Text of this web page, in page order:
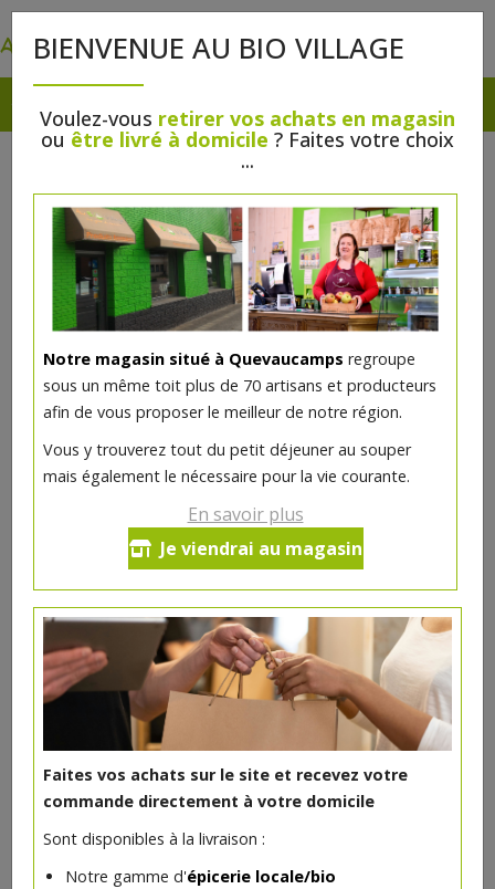
BIENVENUE AU BIO VILLAGE
Voulez-vous retirer vos achats en magasin
ou être livré à domicile ? Faites votre choix
...
Notre magasin situé à Quevaucamps regroupe
sous un même toit plus de 70 artisans et producteurs
afin de vous proposer le meilleur de notre région.
Vous y trouverez tout du petit déjeuner au souper
mais également le nécessaire pour la vie courante.
En savoir plus
Je viendrai au magasin
Faites vos achats sur le site et recevez votre
commande directement à votre domicile
Sont disponibles à la livraison :
Notre gamme d'épicerie locale/bio
Shampooing douche verveine de
Provence 1 litre Douce Nature
Ce produit est indisponible pour le moment.
DANS LA MÊME CATÉGORIE ...